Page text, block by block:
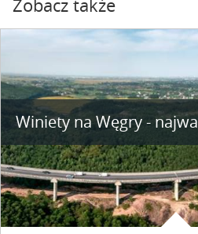
Zobacz także
Winiety na Węgry -